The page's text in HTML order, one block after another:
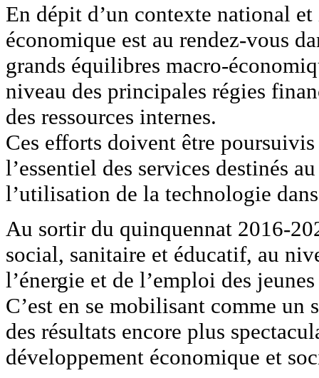
En dépit d’un contexte national
économique est au rendez-vous
grands équilibres macro-
niveau des principales régies
des ressources internes.
Ces efforts doivent être
l’essentiel des services destinés
l’utilisation de la technologie
Au sortir du quinquennat 2016-
social, sanitaire et éducatif, au
l’énergie et de l’emploi des
C’est en se mobilisant comme un
des résultats encore plus
développement économique et